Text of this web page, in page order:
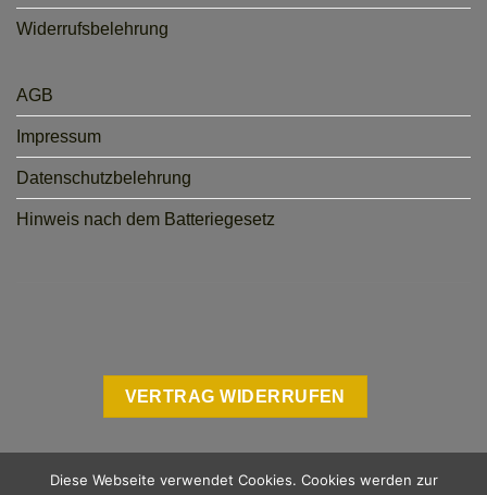
Widerrufsbelehrung
AGB
Impressum
Datenschutzbelehrung
Hinweis nach dem Batteriegesetz
VERTRAG WIDERRUFEN
Diese Webseite verwendet Cookies. Cookies werden zur